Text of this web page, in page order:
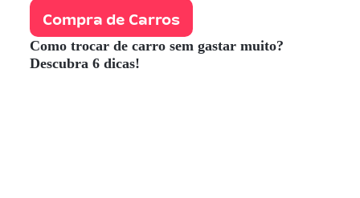
Compra de Carros
Como trocar de carro sem gastar muito?
Descubra 6 dicas!